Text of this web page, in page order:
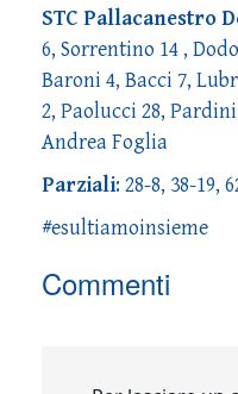
STC Pallacanestro
6, Sorrentino 14 ,
Baroni 4, Bacci 7,
2, Paolucci 28,
Andrea Foglia
Parziali: 28-8, 38-19,
#esultiamoinsieme
Commenti